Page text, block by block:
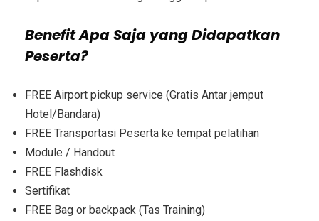
Benefit Apa Saja yang Didapatkan
Peserta?
FREE Airport pickup service (Gratis Antar jemput
Hotel/Bandara)
FREE Transportasi Peserta ke tempat pelatihan
Module / Handout
FREE Flashdisk
Sertifikat
FREE Bag or backpack (Tas Training)